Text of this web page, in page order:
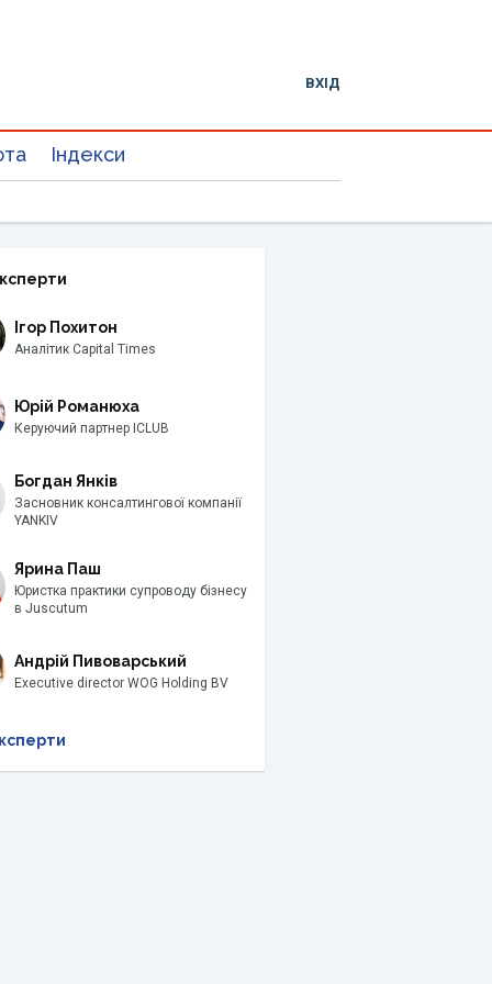
ВХІД
Індекси
Ігор Похитон
Аналітик Capital Times
Юрій Романюха
Керуючий партнер ICLUB
Богдан Янків
Засновник консалтингової компанії
YANKIV
Ярина Паш
Юристка практики супроводу бізнесу
в Juscutum
Андрій Пивоварський
Executive director WOG Holding BV